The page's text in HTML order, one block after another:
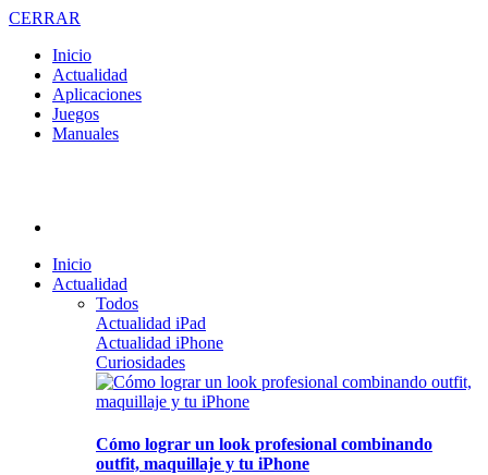
CERRAR
Inicio
Actualidad
Aplicaciones
Juegos
Manuales
Inicio
Actualidad
Todos
Actualidad iPad
Actualidad iPhone
Curiosidades
Cómo lograr un look profesional combinando
outfit, maquillaje y tu iPhone